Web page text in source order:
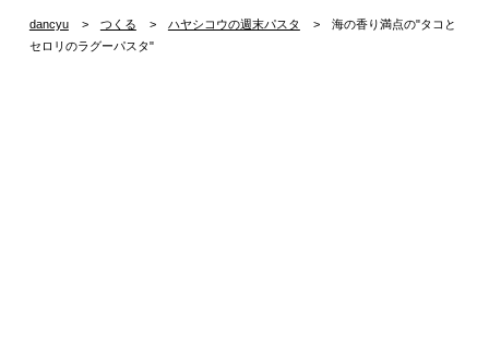
dancyu つくる ハヤシコウの週末パスタ
海の香り満点の"タコと
セロリのラグーパスタ"